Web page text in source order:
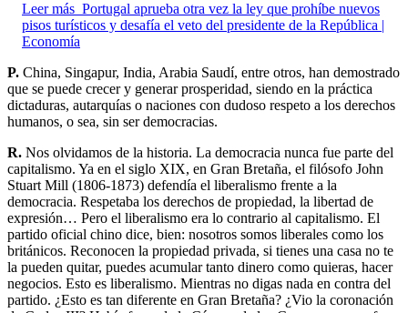
Leer más Portugal aprueba otra vez la ley que prohíbe nuevos
pisos turísticos y desafía el veto del presidente de la República |
Economía
P. China, Singapur, India, Arabia Saudí, entre otros, han demostrado
que se puede crecer y generar prosperidad, siendo en la práctica
dictaduras, autarquías o naciones con dudoso respeto a los derechos
humanos, o sea, sin ser democracias.
R. Nos olvidamos de la historia. La democracia nunca fue parte del
capitalismo. Ya en el siglo XIX, en Gran Bretaña, el filósofo John
Stuart Mill (1806-1873) defendía el liberalismo frente a la
democracia. Respetaba los derechos de propiedad, la libertad de
expresión… Pero el liberalismo era lo contrario al capitalismo. El
partido oficial chino dice, bien: nosotros somos liberales como los
británicos. Reconocen la propiedad privada, si tienes una casa no te
la pueden quitar, puedes acumular tanto dinero como quieras, hacer
negocios. Esto es liberalismo. Mientras no digas nada en contra del
partido. ¿Esto es tan diferente en Gran Bretaña? ¿Vio la coronación